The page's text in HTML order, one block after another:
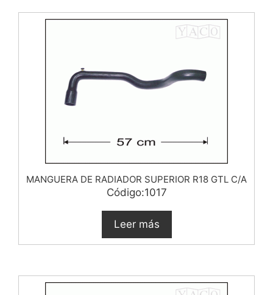
MANGUERA DE RADIADOR SUPERIOR R18 GTL C/A
Código:1017
Leer más